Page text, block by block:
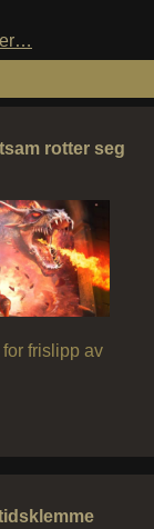
rotter seg
for frislipp av